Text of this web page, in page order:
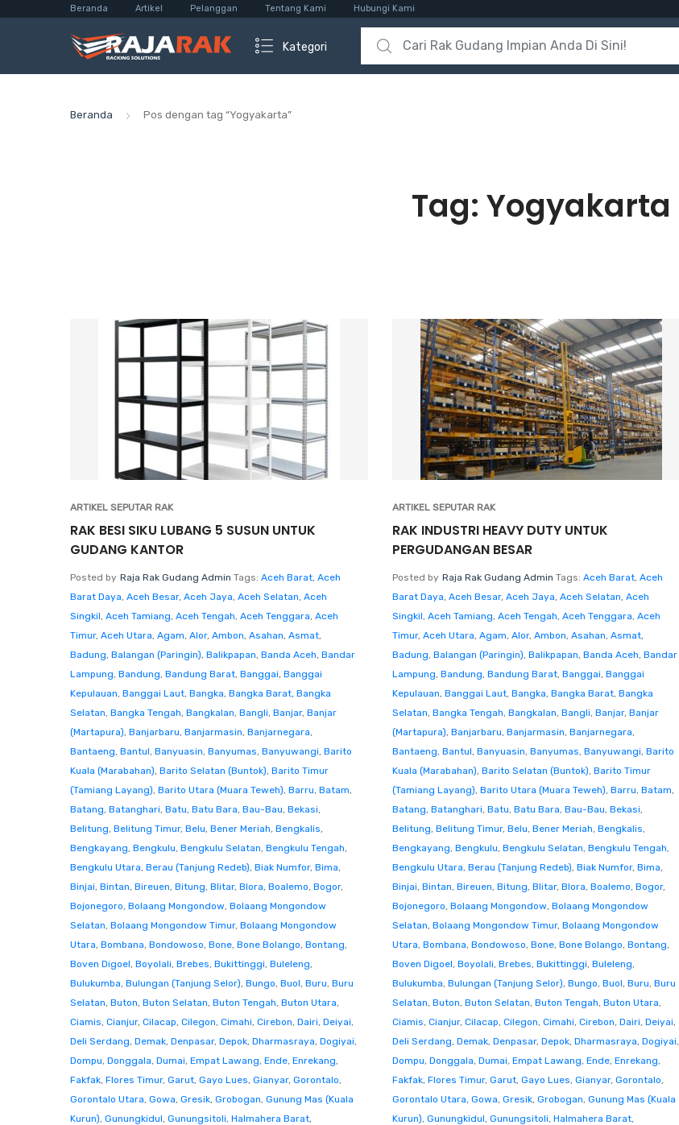
Beranda Artikel Pelanggan Tentang Kami Hubungi Kami
Kategori
Search for:
Beranda Pos dengan tag “Yogyakarta”
Tag: Yogyakarta
ARTIKEL SEPUTAR RAK
RAK BESI SIKU LUBANG 5 SUSUN UNTUK
GUDANG KANTOR
Posted by Raja Rak Gudang Admin Tags: Aceh Barat, Aceh
Barat Daya, Aceh Besar, Aceh Jaya, Aceh Selatan, Aceh
Singkil, Aceh Tamiang, Aceh Tengah, Aceh Tenggara, Aceh
Timur, Aceh Utara, Agam, Alor, Ambon, Asahan, Asmat,
Badung, Balangan (Paringin), Balikpapan, Banda Aceh, Bandar
Lampung, Bandung, Bandung Barat, Banggai, Banggai
Kepulauan, Banggai Laut, Bangka, Bangka Barat, Bangka
Selatan, Bangka Tengah, Bangkalan, Bangli, Banjar, Banjar
(Martapura), Banjarbaru, Banjarmasin, Banjarnegara,
Bantaeng, Bantul, Banyuasin, Banyumas, Banyuwangi, Barito
Kuala (Marabahan), Barito Selatan (Buntok), Barito Timur
(Tamiang Layang), Barito Utara (Muara Teweh), Barru, Batam,
Batang, Batanghari, Batu, Batu Bara, Bau-Bau, Bekasi,
Belitung, Belitung Timur, Belu, Bener Meriah, Bengkalis,
Bengkayang, Bengkulu, Bengkulu Selatan, Bengkulu Tengah,
Bengkulu Utara, Berau (Tanjung Redeb), Biak Numfor, Bima,
Binjai, Bintan, Bireuen, Bitung, Blitar, Blora, Boalemo, Bogor,
Bojonegoro, Bolaang Mongondow, Bolaang Mongondow
Selatan, Bolaang Mongondow Timur, Bolaang Mongondow
Utara, Bombana, Bondowoso, Bone, Bone Bolango, Bontang,
Boven Digoel, Boyolali, Brebes, Bukittinggi, Buleleng,
Bulukumba, Bulungan (Tanjung Selor), Bungo, Buol, Buru, Buru
Selatan, Buton, Buton Selatan, Buton Tengah, Buton Utara,
Ciamis, Cianjur, Cilacap, Cilegon, Cimahi, Cirebon, Dairi, Deiyai,
Deli Serdang, Demak, Denpasar, Depok, Dharmasraya, Dogiyai,
Dompu, Donggala, Dumai, Empat Lawang, Ende, Enrekang,
Fakfak, Flores Timur, Garut, Gayo Lues, Gianyar, Gorontalo,
Gorontalo Utara, Gowa, Gresik, Grobogan, Gunung Mas (Kuala
Kurun), Gunungkidul, Gunungsitoli, Halmahera Barat,
ARTIKEL SEPUTAR RAK
RAK INDUSTRI HEAVY DUTY UNTUK
PERGUDANGAN BESAR
Posted by Raja Rak Gudang Admin Tags: Aceh Barat, Aceh
Barat Daya, Aceh Besar, Aceh Jaya, Aceh Selatan, Aceh
Singkil, Aceh Tamiang, Aceh Tengah, Aceh Tenggara, Aceh
Timur, Aceh Utara, Agam, Alor, Ambon, Asahan, Asmat,
Badung, Balangan (Paringin), Balikpapan, Banda Aceh, Bandar
Lampung, Bandung, Bandung Barat, Banggai, Banggai
Kepulauan, Banggai Laut, Bangka, Bangka Barat, Bangka
Selatan, Bangka Tengah, Bangkalan, Bangli, Banjar, Banjar
(Martapura), Banjarbaru, Banjarmasin, Banjarnegara,
Bantaeng, Bantul, Banyuasin, Banyumas, Banyuwangi, Barito
Kuala (Marabahan), Barito Selatan (Buntok), Barito Timur
(Tamiang Layang), Barito Utara (Muara Teweh), Barru, Batam,
Batang, Batanghari, Batu, Batu Bara, Bau-Bau, Bekasi,
Belitung, Belitung Timur, Belu, Bener Meriah, Bengkalis,
Bengkayang, Bengkulu, Bengkulu Selatan, Bengkulu Tengah,
Bengkulu Utara, Berau (Tanjung Redeb), Biak Numfor, Bima,
Binjai, Bintan, Bireuen, Bitung, Blitar, Blora, Boalemo, Bogor,
Bojonegoro, Bolaang Mongondow, Bolaang Mongondow
Selatan, Bolaang Mongondow Timur, Bolaang Mongondow
Utara, Bombana, Bondowoso, Bone, Bone Bolango, Bontang,
Boven Digoel, Boyolali, Brebes, Bukittinggi, Buleleng,
Bulukumba, Bulungan (Tanjung Selor), Bungo, Buol, Buru, Buru
Selatan, Buton, Buton Selatan, Buton Tengah, Buton Utara,
Ciamis, Cianjur, Cilacap, Cilegon, Cimahi, Cirebon, Dairi, Deiyai,
Deli Serdang, Demak, Denpasar, Depok, Dharmasraya, Dogiyai,
Dompu, Donggala, Dumai, Empat Lawang, Ende, Enrekang,
Fakfak, Flores Timur, Garut, Gayo Lues, Gianyar, Gorontalo,
Gorontalo Utara, Gowa, Gresik, Grobogan, Gunung Mas (Kuala
Kurun), Gunungkidul, Gunungsitoli, Halmahera Barat,